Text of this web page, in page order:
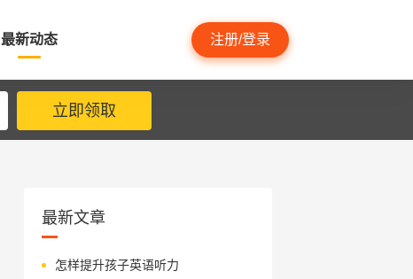
最新动态 注册/登录
立即领取
最新文章
怎样提升孩子英语听力